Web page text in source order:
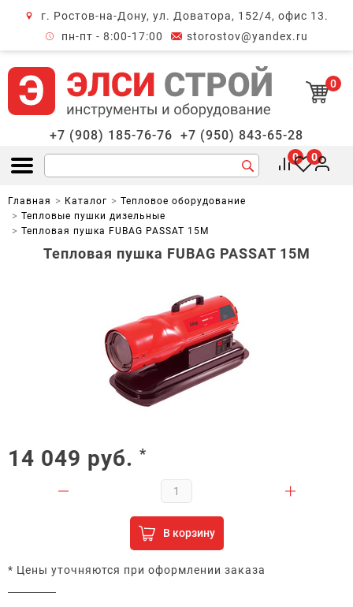
г. Ростов-на-Дону, ул. Доватора, 152/4, офис 13.
пн-пт - 8:00-17:00
storostov@yandex.ru
0
+7 (908) 185-76-76 +7 (950) 843-65-28
Открыть меню
0 0
Главная Каталог
Тепловое оборудование
Тепловые пушки дизельные
Тепловая пушка FUBAG PASSAT 15M
Тепловая пушка FUBAG PASSAT 15M
14 049 руб. *
В корзину
* Цены уточняются при оформлении заказа